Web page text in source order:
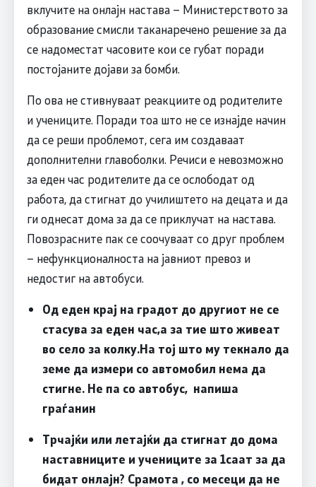
вклучите на онлајн настава – Министерството за
образование смисли таканаречено решение за да
се надоместат часовите кои се губат поради
постојаните дојави за бомби.
По ова не стивнуваат реакциите од родителите
и учениците. Поради тоа што не се изнајде начин
да се реши проблемот, сега им создаваат
дополнителни главоболки. Речиси е невозможно
за еден час родителите да се ослободат од
работа, да стигнат до училиштето на децата и да
ги однесат дома за да се приклучат на настава.
Повозрасните пак се соочуваат со друг проблем
– нефункционалноста на јавниот превоз и
недостиг на автобуси.
Од еден крај на градот до другиот не се
стасува за еден час,а за тие што живеат
во село за колку.На тој што му текнало да
земе да измери со автомобил нема да
стигне. Не па со автобус, напиша
граѓанин
Трчајќи или летајќи да стигнат до дома
наставниците и учениците за 1саат за да
бидат онлајн? Срамота , со месеци да не